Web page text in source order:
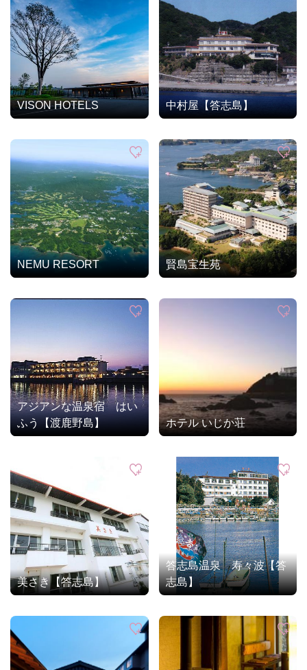
VISON HOTELS 中村屋【答志島】
NEMU RESORT 賢島宝生苑
アジアンな温泉宿 はい
ふう【渡鹿野島】
ホテル いじか荘
美さき【答志島】
答志島温泉 寿々波【答
志島】